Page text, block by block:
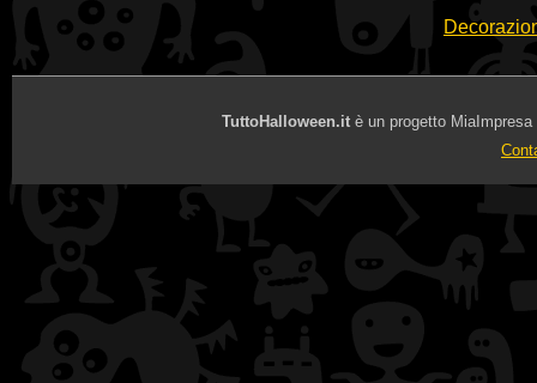
TuttoHalloween.itè un progetto MiaImpresa